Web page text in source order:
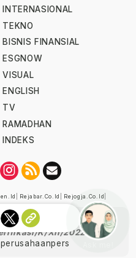
INTERNASIONAL
TEKNO
BISNIS FINANSIAL
ESGNOW
VISUAL
ENGLISH
TV
RAMADHAN
INDEKS
Rejabar.co.id Rejogja.co.id
oleh Dewan Pers
K/XII/2022